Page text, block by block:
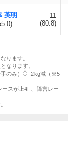
英明
11
(80.8)
ります。
なります。
のみ）
:2kg減（※5
スが上4F、障害レー